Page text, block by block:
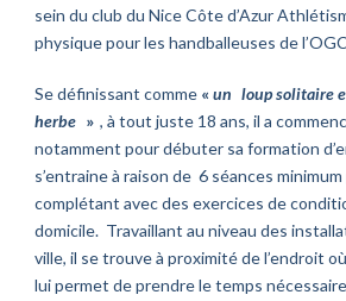
sein du club du Nice Côte d’Azur
physique pour les handballeuses de
Se définissant comme « un loup solitaire
herbe » , à tout juste 18 ans, il a
notamment pour débuter sa formation
s’entraine à raison de 6 séances minimum
complétant avec des exercices de
domicile. Travaillant au niveau des
ville, il se trouve à proximité de l’endroit
lui permet de prendre le temps